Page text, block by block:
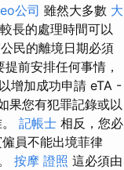
公司 雖然大多數 大
長的處理時間可以
民的離境日期必須
前安排任何事情，
增加成功申請 eTA -
果您有犯罪記錄或以
記帳士 相反，您必
員不能出境菲律
按摩 證照 這必須由